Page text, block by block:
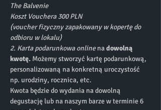
The Balvenie
Koszt Vouchera 300 PLN
(voucher fizyczny zapakowany w kopertę do
odbioru w lokalu)
2. Karta podarunkowa online na dowolną
kwotę. Możemy stworzyć kartę podarunkową,
personalizowaną na konkretną uroczystość
np. urodziny, rocznica, etc.
Kwota będzie do wydania na dowolną
degustację lub na naszym barze w terminie 6